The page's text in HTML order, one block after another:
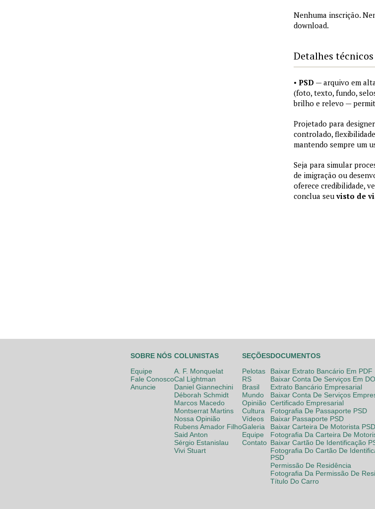
Nenhuma inscrição.
download.
Detalhes
• PSD — arquivo em
(foto, texto, fundo,
brilho e relevo —
Projetado para
controlado,
mantendo sempre um
Seja para simular
de imigração ou
oferece credibilidade,
conclua seuvisto de
SOBRE NÓS
Equipe
Fale Conosco
Anuncie
COLUNISTAS
A. F. Monquelat
Cal Lightman
Daniel Giannechini
Déborah Schmidt
Marcos Macedo
Montserrat Martins
Nossa Opinião
Rubens Amador Filho
Said Anton
Sérgio Estanislau
Vivi Stuart
SEÇÕES
Pelotas
RS
Brasil
Mundo
Opinião
Cultura
Vídeos
Galeria
Equipe
Contato
DOCUMENTOS
Baixar Extrato Bancário Em PDF
Baixar Conta De Serviços Em
Extrato Bancário Empresarial
Baixar Conta De Serviços
Certificado Empresarial
Fotografia De Passaporte PSD
Baixar Passaporte PSD
Baixar Carteira De Motorista PSD
Fotografia Da Carteira De
Baixar Cartão De Identificação
Fotografia Do Cartão De
PSD
Permissão De Residência
Fotografia Da Permissão De
Título Do Carro